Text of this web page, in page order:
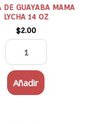
DE GUAYABA MAMA
LYCHA 14 OZ
$2.00
Añadir